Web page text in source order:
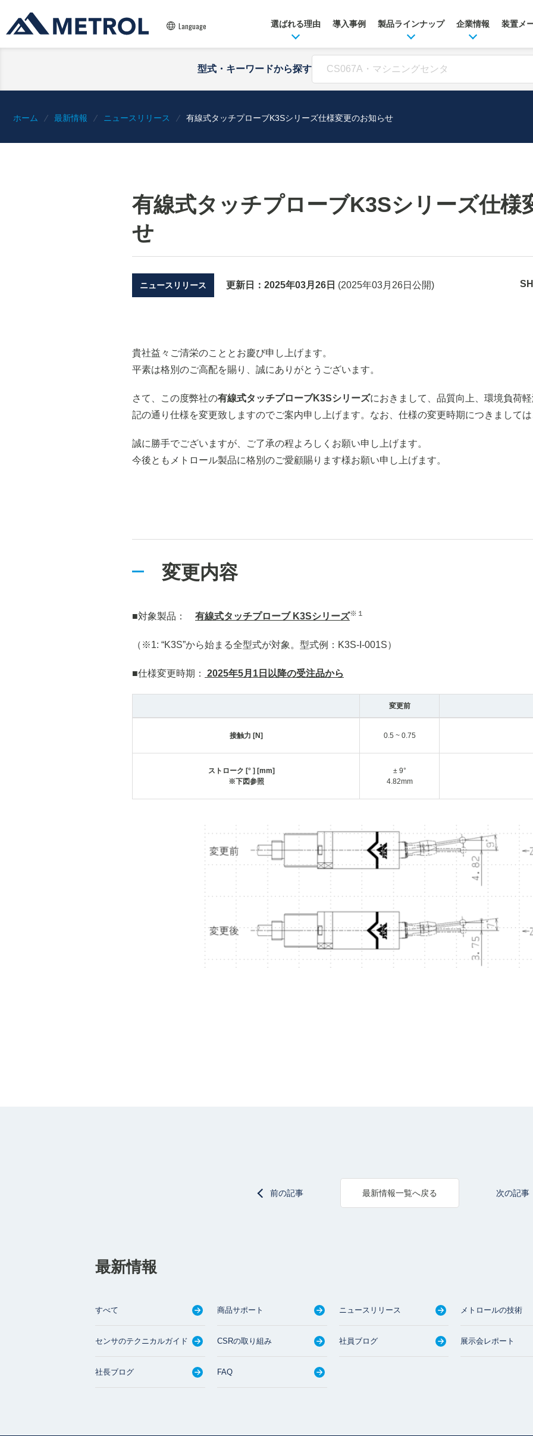
Language 選ばれる理由 導入事例 製品ラインナップ 企業情報 装置メ
型式・キーワードから探す
ホーム 最新情報 ニュースリリース 有線式タッチプローブK3Sシリーズ仕様変更のお知らせ
有線式タッチプローブK3Sシリーズ仕様
せ
ニュースリリース 更新日： 2025年03月26日 (2025年03月26日 公開)
貴社益々ご清栄のこととお慶び申し上げます。
平素は格別のご高配を賜り、誠にありがとうございます。
さて、この度弊社の有線式タッチプローブK3Sシリーズにおきまして、品質向上、環境負荷
記の通り仕様を変更致しますのでご案内申し上げます。なお、仕様の変更時期につきましては
誠に勝手でございますが、ご了承の程よろしくお願い申し上げます。
今後ともメトロール製品に格別のご愛顧賜ります様お願い申し上げます。
変更内容
■対象製品： 有線式タッチプローブ K3Sシリーズ※１
（※1: “K3S”から始まる全型式が対象。型式例：K3S-I-001S）
■仕様変更時期： 2025年5月1日以降の受注品から
変更前
接触力 [N] 0.5 ~ 0.75
ストローク [° ] [mm]
※下図参照
± 9°
4.82mm
前の記事 最新情報一覧へ戻る 次の記事
最新情報
すべて 商品サポート ニュースリリース メトロールの技術
センサのテクニカルガイド CSRの取り組み 社員ブログ 展示会レポート
社長ブログ FAQ